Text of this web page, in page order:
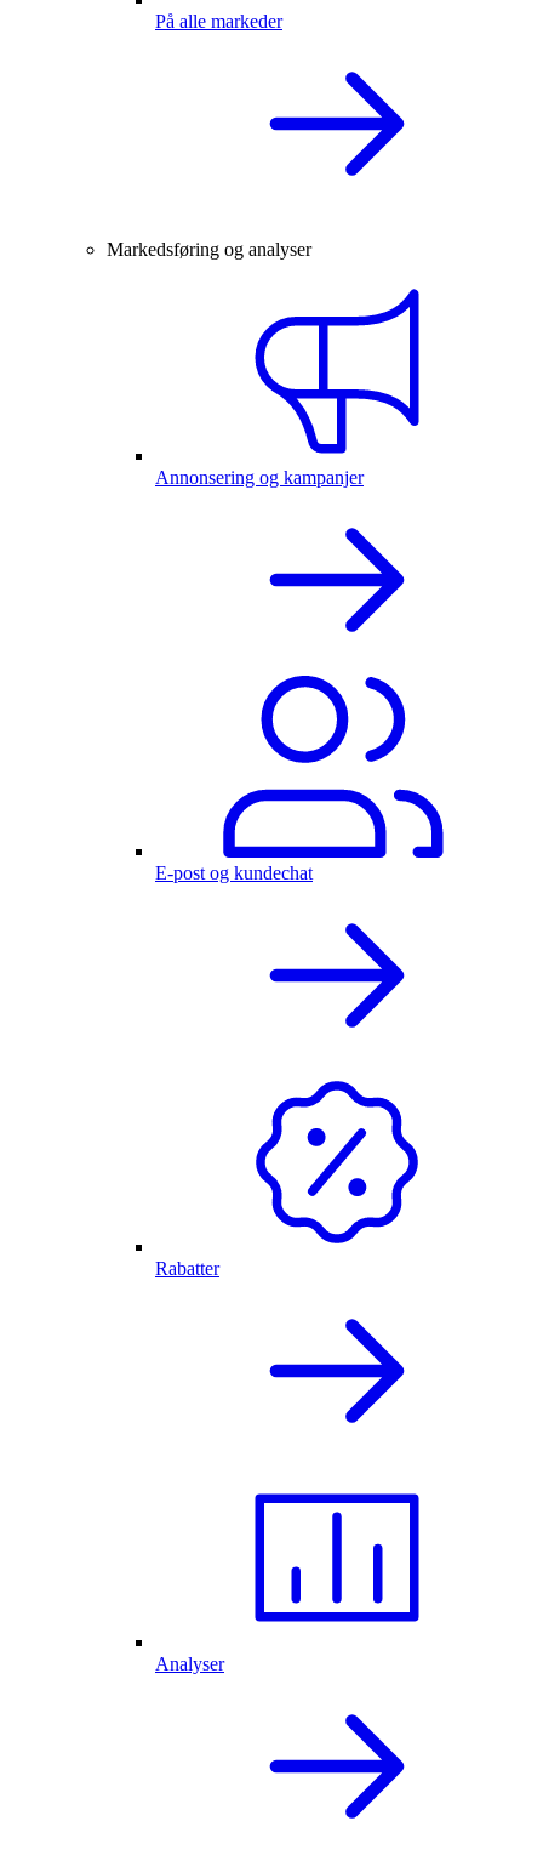
På alle markeder
Markedsføring og analyser
Annonsering og kampanjer
E-post og kundechat
Rabatter
Analyser